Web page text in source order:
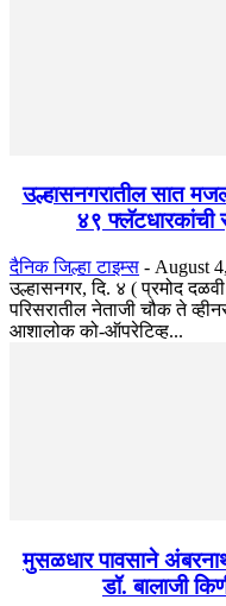
उल्हासनगरातील सात
४९
दैनिक जिल्हा टाइम्स - August
उल्हासनगर, दि. ४ ( प्रमोद
परिसरातील नेताजी चौक ते
आशालोक को-ऑपरेटिव्ह...
मुसळधार पावसाने
डॉ. बालाजी